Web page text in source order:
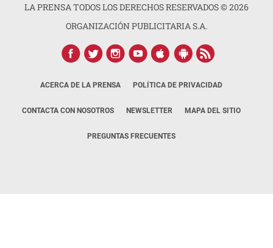
LA PRENSA TODOS LOS DERECHOS RESERVADOS ©2026
ORGANIZACIÓN PUBLICITARIA S.A.
ACERCA DE LA PRENSA POLÍTICA DE PRIVACIDAD
CONTACTA CON NOSOTROS NEWSLETTER MAPA DEL SITIO
PREGUNTAS FRECUENTES